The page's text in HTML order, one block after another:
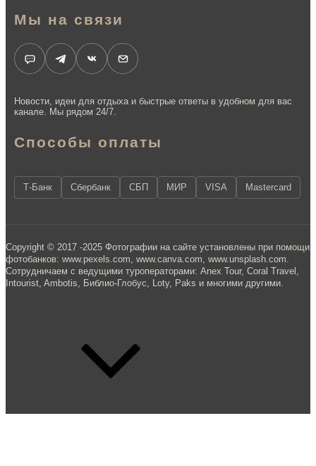
Способы оплаты
Т-Банк Сбербанк СБП МИР VISA Mastercard
Мы на связи
Новости, идеи для отдыха и быстрые ответы в удобном для вас
канале. Мы рядом 24/7.
Copyright © 2017 -2025 Фотографии на сайте установлены при помощи
фотобанков: www.pexels.com, www.canva.com, www.unsplash.com.
Сотрудничаем с ведущими туроператорами: Anex Tour, Coral Travel,
Intourist, Ambotis, Библио-Глобус, Loty, Paks и многими другими.